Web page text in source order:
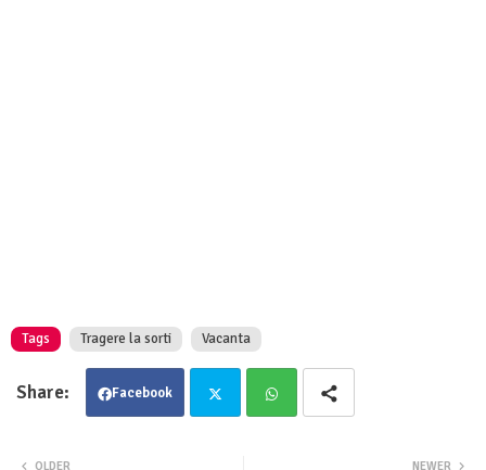
Tags Tragere la sorti Vacanta
Facebook
NEWER
OLDER